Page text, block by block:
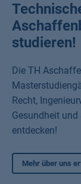
studieren!
Die TH
Recht,
Gesundheit
entdecken!
Mehr über uns